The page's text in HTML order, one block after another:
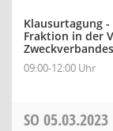
Klausurtagung
Fraktion in der
09:00-12:00 Uhr
SO 05.03.2023